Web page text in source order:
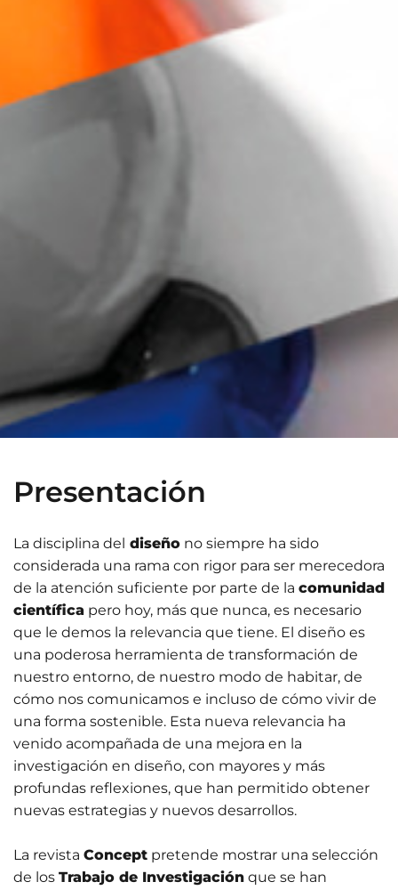
Presentación
La disciplina del diseño no siempre ha sido
considerada una rama con rigor para ser merecedora
de la atención suficiente por parte de la comunidad
científica pero hoy, más que nunca, es necesario
que le demos la relevancia que tiene. El diseño es
una poderosa herramienta de transformación de
nuestro entorno, de nuestro modo de habitar, de
cómo nos comunicamos e incluso de cómo vivir de
una forma sostenible. Esta nueva relevancia ha
venido acompañada de una mejora en la
investigación en diseño, con mayores y más
profundas reflexiones, que han permitido obtener
nuevas estrategias y nuevos desarrollos.
La revista Concept pretende mostrar una selección
de los Trabajo de Investigación que se han